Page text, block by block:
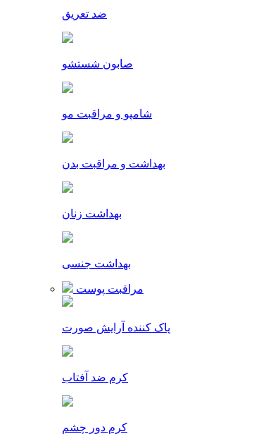
ضد تعریق
صابون شستشو
شامپو و مراقبت مو
بهداشت و مراقبت بدن
بهداشت زنان
بهداشت جنسی
مراقبت پوست
پاک کننده آرایش صورت
کرم ضد آفتاب
کرم دور چشم